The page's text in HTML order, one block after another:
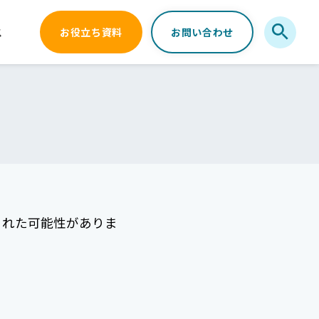
お役立ち資料 お問い合わせ
た可能性がありま